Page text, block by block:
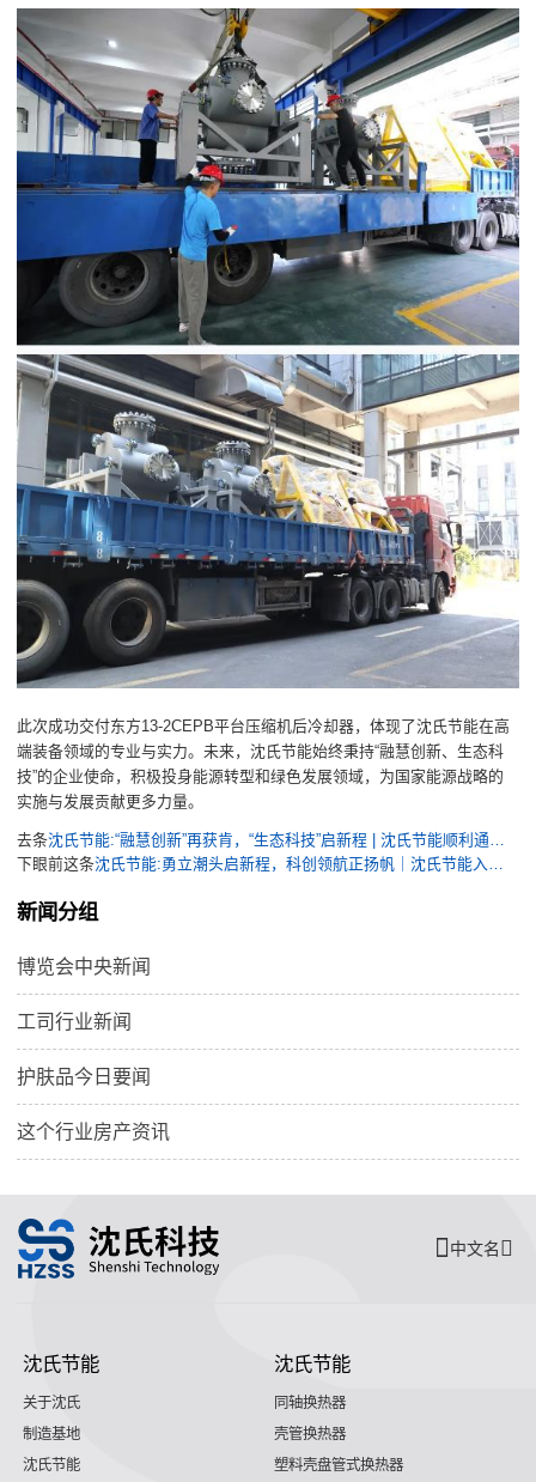
此次成功交付东方13-2CEPB平台压缩机后冷却器，体现了沈氏节能在高
端装备领域的专业与实力。未来，沈氏节能始终秉持“融慧创新、生态科
技”的企业使命，积极投身能源转型和绿色发展领域，为国家能源战略的
实施与发展贡献更多力量。
去条
沈氏节能:“融慧创新”再获肯，“生态科技”启新程 | 沈氏节能顺利通过国家级专精特新“小巨人”企业复核
下眼前这条
沈氏节能:勇立潮头启新程，科创领航正扬帆｜沈氏节能入选杭州市首批“百舸企业”
新闻分组
博览会中央新闻
工司行业新闻
护肤品今日要闻
这个行业房产资讯
中文名
沈氏节能
关于沈氏
制造基地
沈氏节能
沈氏节能
同轴换热器
壳管换热器
塑料壳盘管式换热器